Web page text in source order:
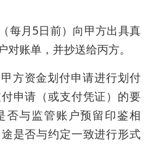
每月5日前）向甲方出具真
账单，并抄送给丙方。
甲方资金划付申请进行划付
申请（或支付凭证）的要
否与监管账户预留印鉴相
是否与约定一致进行形式